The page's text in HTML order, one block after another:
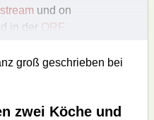
und on
in der ORF
groß geschrieben bei
zwei Köche und